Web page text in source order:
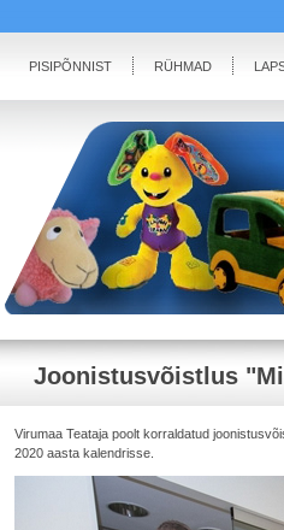
PISIPÕNNIST RÜHMAD
Joonistusvõistlus
Virumaa Teataja poolt korraldatud
2020 aasta kalendrisse.